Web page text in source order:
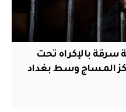
سرقة بالإكراه تحت
المساج وسط بغداد